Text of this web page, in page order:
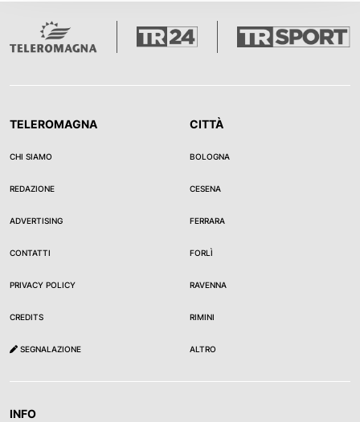
TELEROMAGNA
CHI SIAMO
REDAZIONE
ADVERTISING
CONTATTI
PRIVACY POLICY
CREDITS
SEGNALAZIONE
CITTÀ
BOLOGNA
CESENA
FERRARA
FORLÌ
RAVENNA
RIMINI
ALTRO
INFO